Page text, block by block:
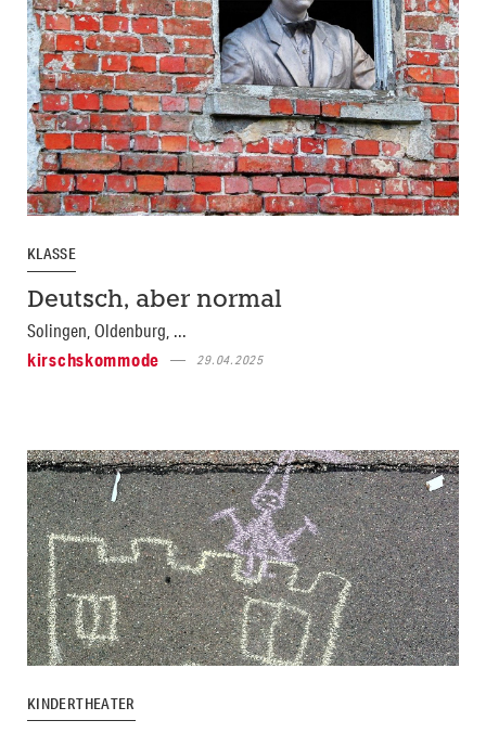
KLASSE
Deutsch, aber normal
Solingen, Oldenburg, ...
kirschskommode
29.04.2025
KINDERTHEATER